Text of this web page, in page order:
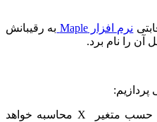
نرم افزارMaple به رقیبانش
آن را نام برد.
پردازیم:
حسب متغیر X محاسبه خواهد